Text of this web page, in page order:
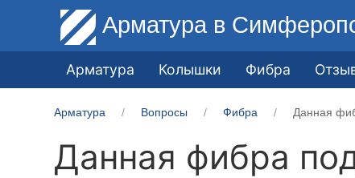
Арматура в
Арматура Колышки Фибра
Арматура Вопросы Фибра Данная
Данная фибра